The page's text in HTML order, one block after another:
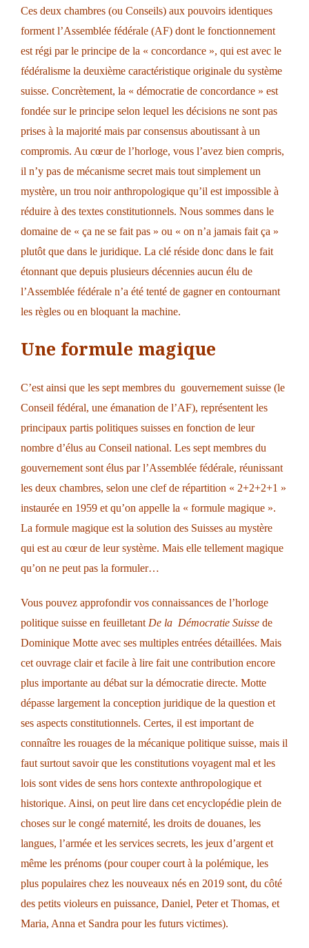
Ces deux chambres (ou Conseils) aux pouvoirs identiques
forment l’Assemblée fédérale (AF) dont le fonctionnement
est régi par le principe de la « concordance », qui est avec le
fédéralisme la deuxième caractéristique originale du système
suisse. Concrètement, la « démocratie de concordance » est
fondée sur le principe selon lequel les décisions ne sont pas
prises à la majorité mais par consensus aboutissant à un
compromis. Au cœur de l’horloge, vous l’avez bien compris,
il n’y pas de mécanisme secret mais tout simplement un
mystère, un trou noir anthropologique qu’il est impossible à
réduire à des textes constitutionnels. Nous sommes dans le
domaine de « ça ne se fait pas » ou « on n’a jamais fait ça »
plutôt que dans le juridique. La clé réside donc dans le fait
étonnant que depuis plusieurs décennies aucun élu de
l’Assemblée fédérale n’a été tenté de gagner en contournant
les règles ou en bloquant la machine.
Une formule magique
C’est ainsi que les sept membres du gouvernement suisse (le
Conseil fédéral, une émanation de l’AF), représentent les
principaux partis politiques suisses en fonction de leur
nombre d’élus au Conseil national. Les sept membres du
gouvernement sont élus par l’Assemblée fédérale, réunissant
les deux chambres, selon une clef de répartition « 2+2+2+1 »
instaurée en 1959 et qu’on appelle la « formule magique ».
La formule magique est la solution des Suisses au mystère
qui est au cœur de leur système. Mais elle tellement magique
qu’on ne peut pas la formuler…
Vous pouvez approfondir vos connaissances de l’horloge
politique suisse en feuilletant De la Démocratie Suisse de
Dominique Motte avec ses multiples entrées détaillées. Mais
cet ouvrage clair et facile à lire fait une contribution encore
plus importante au débat sur la démocratie directe. Motte
dépasse largement la conception juridique de la question et
ses aspects constitutionnels. Certes, il est important de
connaître les rouages de la mécanique politique suisse, mais il
faut surtout savoir que les constitutions voyagent mal et les
lois sont vides de sens hors contexte anthropologique et
historique. Ainsi, on peut lire dans cet encyclopédie plein de
choses sur le congé maternité, les droits de douanes, les
langues, l’armée et les services secrets, les jeux d’argent et
même les prénoms (pour couper court à la polémique, les
plus populaires chez les nouveaux nés en 2019 sont, du côté
des petits violeurs en puissance, Daniel, Peter et Thomas, et
Maria, Anna et Sandra pour les futurs victimes).